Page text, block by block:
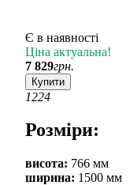
Є в наявності
Ціна актуальна!
7 829грн.
Купити
1224
Розміри:
висота: 766 мм
ширина: 1500 мм